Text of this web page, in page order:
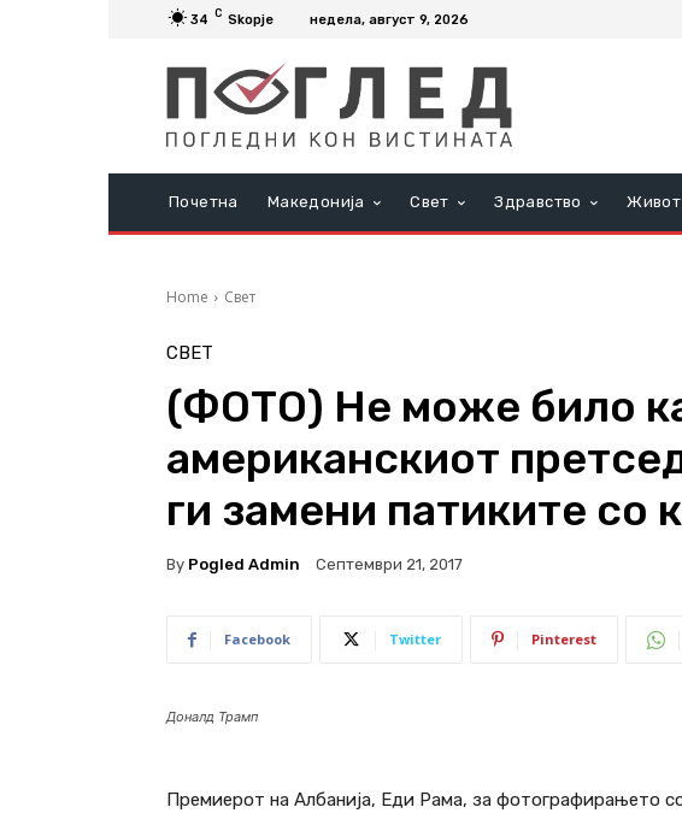
34 C Skopje недела, август 9, 2026
Почетна Македонија Свет Здравство Живот
Home Свет
СВЕТ
(ФОТО) Не може било
американскиот
ги замени патиките со
By Pogled Admin Септември 21, 2017
Facebook Twitter Pinterest
Доналд Трамп
Премиерот на Албанија, Еди Рама, за фотографирањето